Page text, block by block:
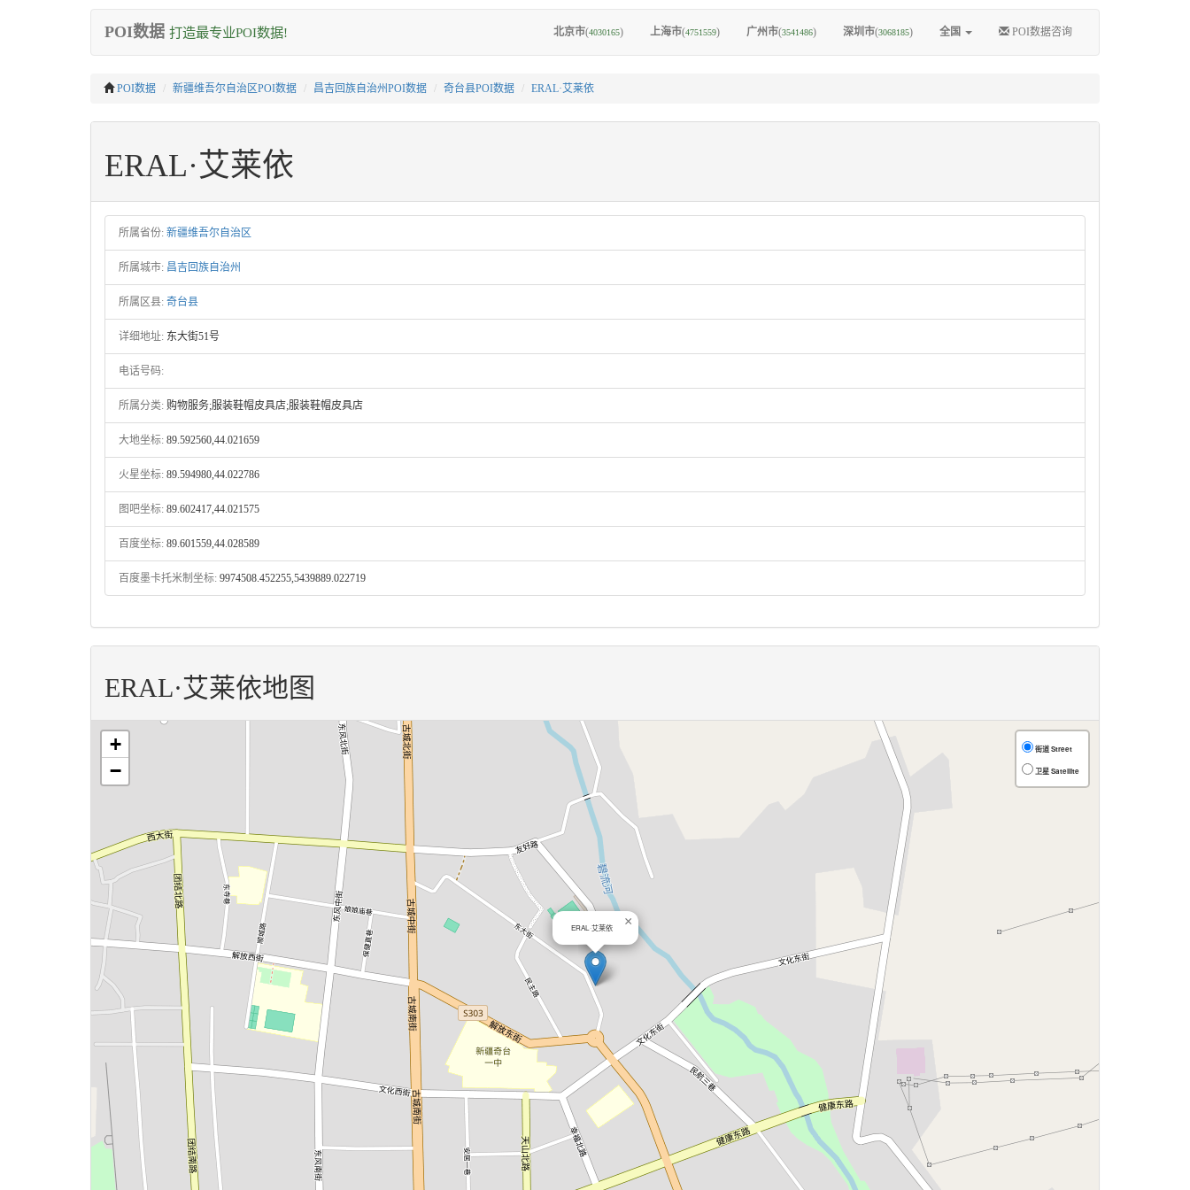
POI数据 打造最专业POI数据! 北京市(4030165) 上海市(4751559) 广州市(3541486) 深圳市(3068185) 全国 POI数据咨询
POI数据 新疆维吾尔自治区POI数据 昌吉回族自治州POI数据 奇台县POI数据 ERAL·艾莱依
ERAL·艾莱依
所属省份: 新疆维吾尔自治区
所属城市: 昌吉回族自治州
所属区县: 奇台县
详细地址: 东大街51号
电话号码:
所属分类: 购物服务;服装鞋帽皮具店;服装鞋帽皮具店
大地坐标: 89.592560,44.021659
火星坐标: 89.594980,44.022786
图吧坐标: 89.602417,44.021575
百度坐标: 89.601559,44.028589
百度墨卡托米制坐标: 9974508.452255,5439889.022719
ERAL·艾莱依地图
ERAL·艾莱依 ×
+
−
街道 Street
卫星 Satellite